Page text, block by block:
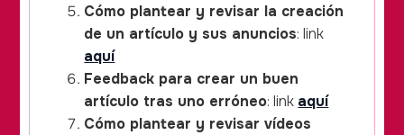
Cómo plantear y revisar la creación
de un artículo y sus anuncios: link
aquí
Feedback para crear un buen
artículo tras uno erróneo: link aquí
Cómo plantear y revisar vídeos